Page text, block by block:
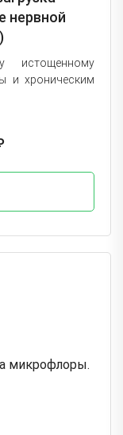
нервной
истощенному
и хроническим